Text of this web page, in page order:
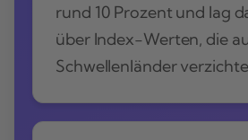
rund 10 Prozent und lag
über Index-Werten, die
Schwellenländer